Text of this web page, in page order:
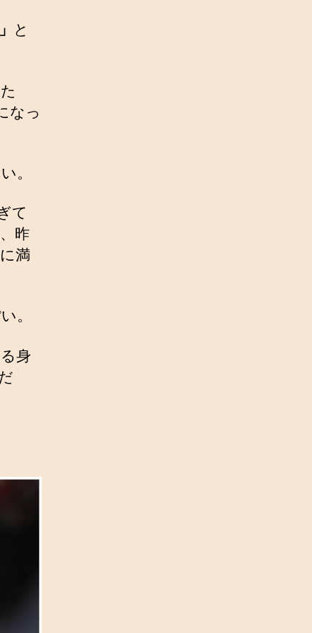
と
なっ
。
て
昨
満
。
身